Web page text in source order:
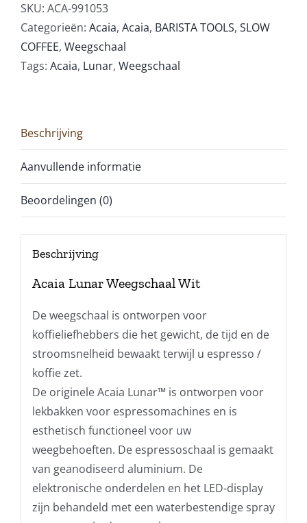
SKU: ACA-991053
Categorieën: Acaia, Acaia, BARISTA TOOLS, SLOW
COFFEE, Weegschaal
Tags: Acaia, Lunar, Weegschaal
Beschrijving
Aanvullende informatie
Beoordelingen (0)
Beschrijving
Acaia Lunar Weegschaal Wit
De weegschaal is ontworpen voor
koffieliefhebbers die het gewicht, de tijd en de
stroomsnelheid bewaakt terwijl u espresso /
koffie zet.
De originele Acaia Lunar™ is ontworpen voor
lekbakken voor espressomachines en is
esthetisch functioneel voor uw
weegbehoeften. De espressoschaal is gemaakt
van geanodiseerd aluminium. De
elektronische onderdelen en het LED-display
zijn behandeld met een waterbestendige spray